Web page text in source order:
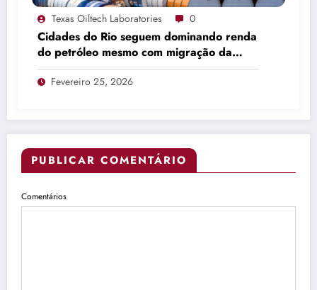
Texas Oiltech Laboratories 0
Cidades do Rio seguem dominando renda
do petróleo mesmo com migração da
produção
Fevereiro 25, 2026
PUBLICAR COMENTÁRIO
Comentários